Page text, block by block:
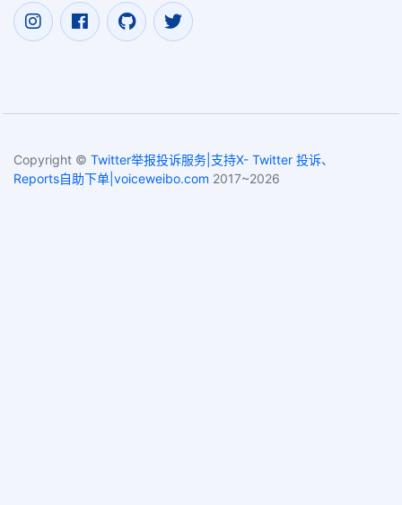
Copyright © Twitter举报投诉服务|支持X- Twitter 投诉、
Reports自助下单|voiceweibo.com 2017~2026